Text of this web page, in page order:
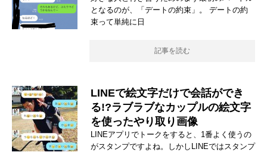
となるのが、「デートの約束」。 デートの約
束って単純に日
記事を読む
LINEで絵文字だけで会話ができ
る!?ラブラブなカップルの絵文字
を使ったやり取り画像
LINEアプリでトークをすると、1番よく使うの
がスタンプですよね。しかしLINEではスタンプ